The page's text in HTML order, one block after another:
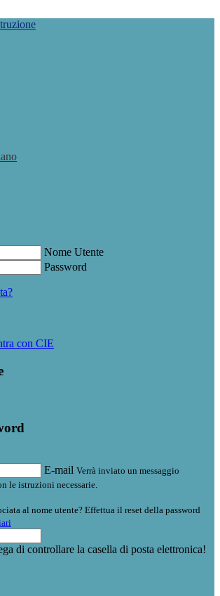
Nome Utente
Password
con CIE
E-mail Verrà inviato un messaggio
le istruzioni necessarie.
al nome utente? Effettua il reset della password
di controllare la casella di posta elettronica!